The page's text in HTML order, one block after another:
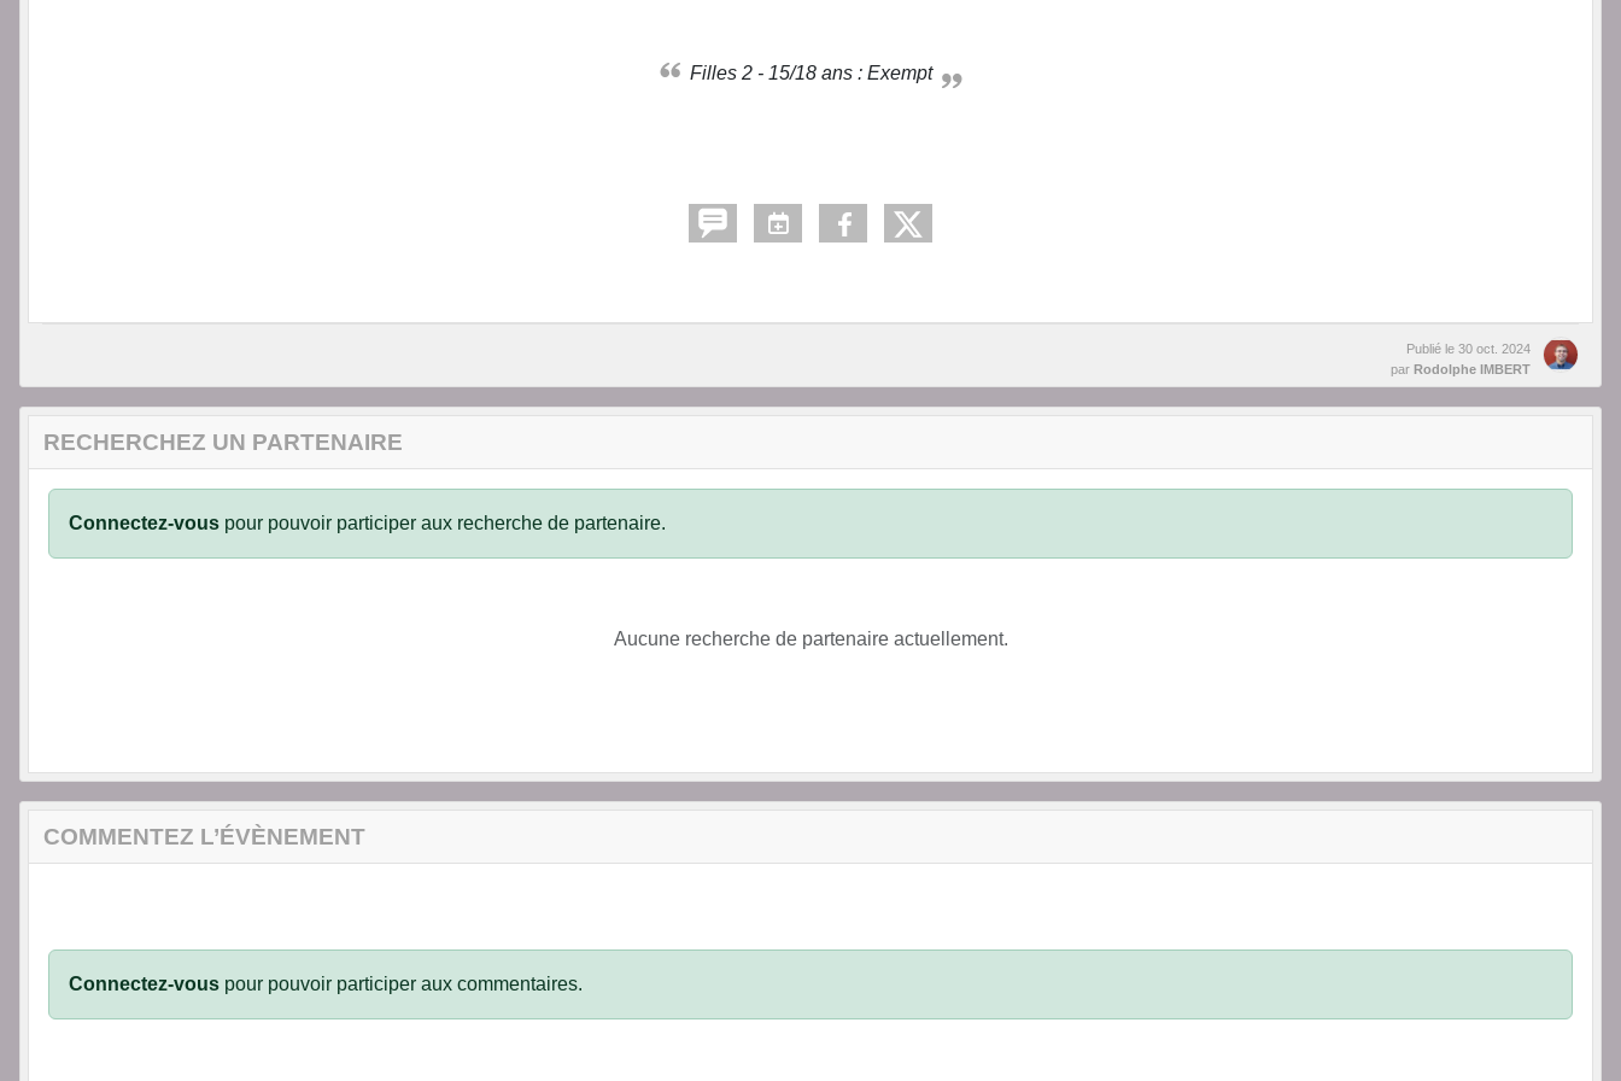
Filles 2 - 15/18 ans : Exempt
Publié le 30 oct. 2024
par Rodolphe IMBERT
RECHERCHEZ UN PARTENAIRE
Connectez-vous pour pouvoir participer aux recherche de partenaire.
Aucune recherche de partenaire actuellement.
COMMENTEZ L’ÉVÈNEMENT
Connectez-vous pour pouvoir participer aux commentaires.